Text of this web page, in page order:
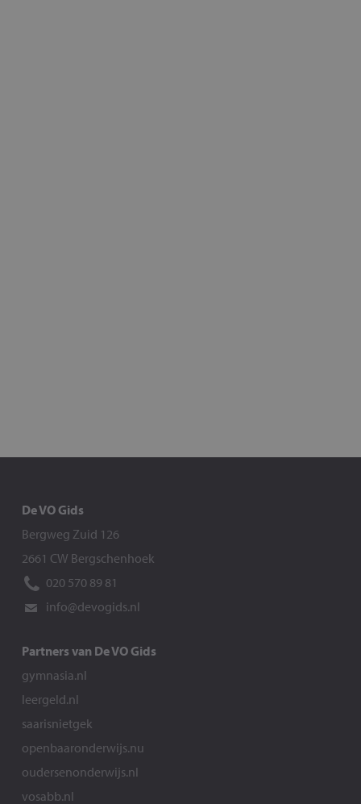
De VO Gids
Bergweg Zuid 126
2661 CW Bergschenhoek
020 570 89 81
info@devogids.nl
Partners van De VO Gids
gymnasia.nl
leergeld.nl
saarisnietgek
openbaaronderwijs.nu
oudersenonderwijs.nl
vosabb.nl